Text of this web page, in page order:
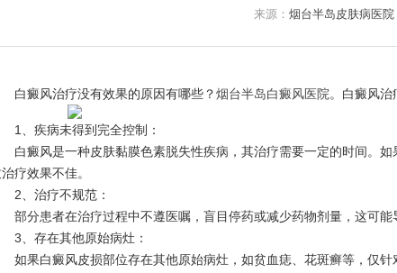
来源： 烟台半岛皮肤病医院
癜风治疗没有效果的原因有哪些？烟台半岛白癜风医院。白癜风治
、疾病未得到完全控制：
癜风是一种皮肤黏膜色素脱失性疾病，其治疗需要一定的时间。如
疗效果不佳。
、治疗不规范：
分患者在治疗过程中不遵医嘱，盲目停药或减少药物剂量，这可能
、存在其他原始病灶：
果白癜风皮损部位存在其他原始病灶，如贫血痣、花斑癣等，仅针